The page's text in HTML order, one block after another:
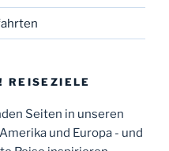
REISEZIELE
Seiten in unseren
und Europa - und